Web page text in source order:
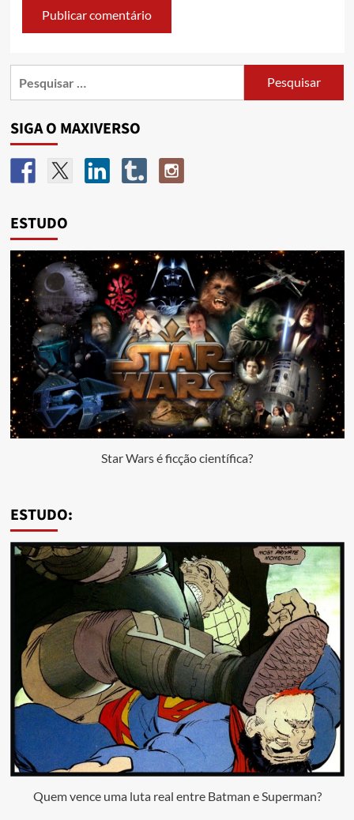
SIGA O MAXIVERSO
ESTUDO
Star Wars é ficção científica?
ESTUDO:
Quem vence uma luta real entre Batman e Superman?